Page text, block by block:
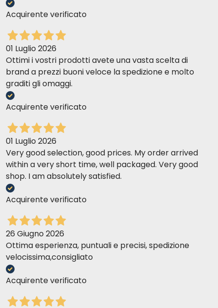
Acquirente verificato
01 Luglio 2026
Ottimi i vostri prodotti avete una vasta scelta di
brand a prezzi buoni veloce la spedizione e molto
graditi gli omaggi.
Acquirente verificato
01 Luglio 2026
Very good selection, good prices. My order arrived
within a very short time, well packaged. Very good
shop. I am absolutely satisfied.
Acquirente verificato
26 Giugno 2026
Ottima esperienza, puntuali e precisi, spedizione
velocissima,consigliato
Acquirente verificato